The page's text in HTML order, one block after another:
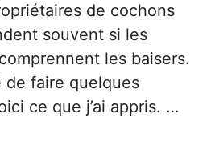
de cochons
souvent si les
les baisers.
de faire quelques
ce que j’ai appris. …